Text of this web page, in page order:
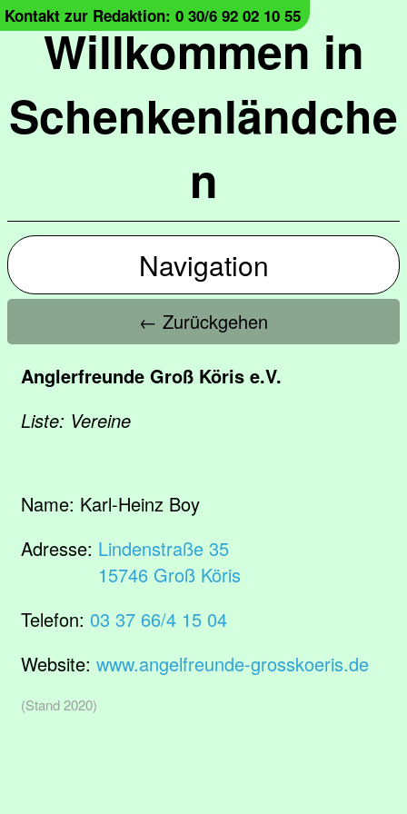
Willkommen in
Schenkenländche
n
Kontakt zur Redaktion: 0 30/6 92 02 10 55
Navigation
← Zurückgehen
Anglerfreunde Groß Köris e.V.
Liste: Vereine
Name: Karl-Heinz Boy
Adresse: Lindenstraße 35
15746 Groß Köris
Telefon: 03 37 66/4 15 04
Website: www.angelfreunde-grosskoeris.de
(Stand 2020)